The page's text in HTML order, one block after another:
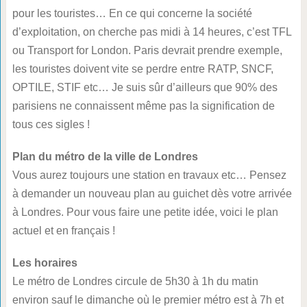
pour les touristes… En ce qui concerne la société
d’exploitation, on cherche pas midi à 14 heures, c’est TFL
ou Transport for London. Paris devrait prendre exemple,
les touristes doivent vite se perdre entre RATP, SNCF,
OPTILE, STIF etc… Je suis sûr d’ailleurs que 90% des
parisiens ne connaissent même pas la signification de
tous ces sigles !
Plan du métro de la ville de Londres
Vous aurez toujours une station en travaux etc… Pensez
à demander un nouveau plan au guichet dès votre arrivée
à Londres. Pour vous faire une petite idée, voici le plan
actuel et en français !
Les horaires
Le métro de Londres circule de 5h30 à 1h du matin
environ sauf le dimanche où le premier métro est à 7h et